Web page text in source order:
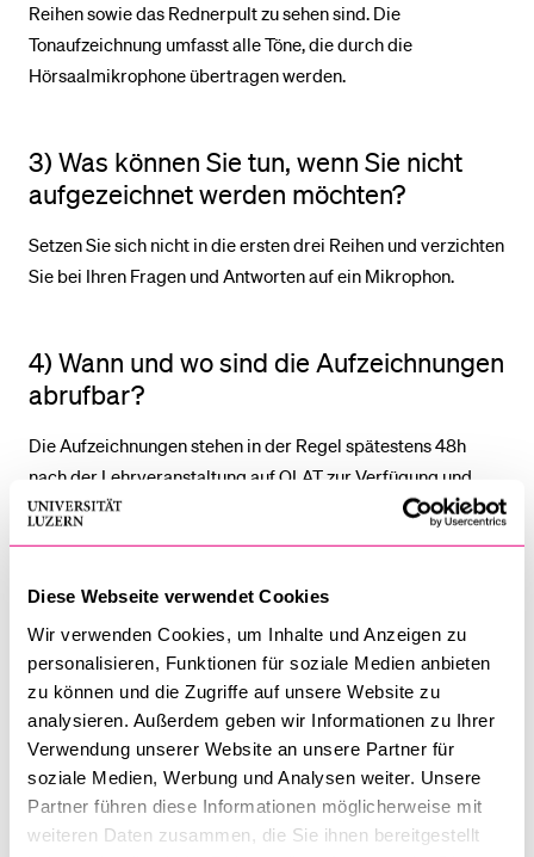
Diese Webseite verwendet Cookies
Wir verwenden Cookies, um Inhalte und Anzeigen zu
personalisieren, Funktionen für soziale Medien anbieten
zu können und die Zugriffe auf unsere Website zu
analysieren. Außerdem geben wir Informationen zu Ihrer
Verwendung unserer Website an unsere Partner für
soziale Medien, Werbung und Analysen weiter. Unsere
Partner führen diese Informationen möglicherweise mit
weiteren Daten zusammen, die Sie ihnen bereitgestellt
Reihen sowie das Rednerpult zu sehen sind. Die
Tonaufzeichnung umfasst alle Töne, die durch die
Hörsaalmikrophone übertragen werden.
3) Was können Sie tun, wenn Sie nicht
aufgezeichnet werden möchten?
Setzen Sie sich nicht in die ersten drei Reihen und verzichten
Sie bei Ihren Fragen und Antworten auf ein Mikrophon.
4) Wann und wo sind die Aufzeichnungen
abrufbar?
Die Aufzeichnungen stehen in der Regel spätestens 48h
nach der Lehrveranstaltung auf OLAT zur Verfügung und
können mit einem beliebigen Internetbrowser abgespielt
werden.
Obwohl die neuste Aufzeichnungstechnik zum Einsatz
kommt, können unvorhergesehene Ausfälle (z.B. infolge
Stromunterbruchs, technischer Probleme) nicht gänzlich
ausgeschlossen werden. Es ist weiter möglich, dass die
Dozierenden Teile der Vorlesung (z.B. aus
Datenschutzgründen) nicht in die Aufzeichnung
einschliessen. Das damit verbundene Risiko, die
Aufzeichnung oder Teile einer Vorlesung zu verpassen, liegt
bei den Studierenden, die nicht am Unterricht vor Ort